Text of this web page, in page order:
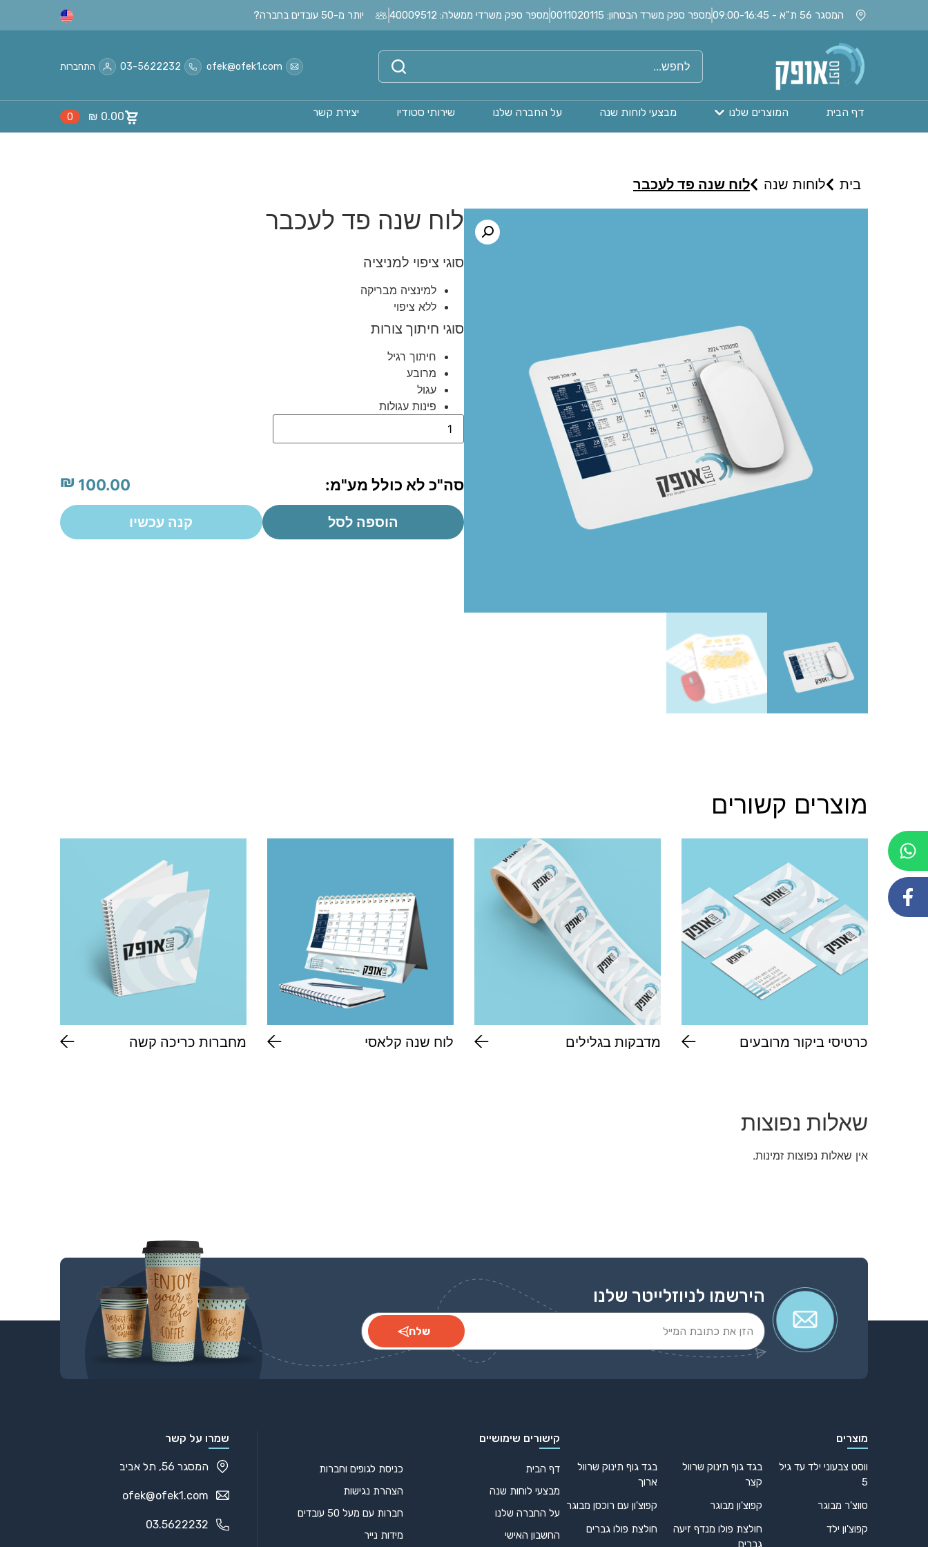
המסגר 56 ת"א - 09:00-16:45 מספר ספק משרד הבטחון: 0011020115 מספר ספק משרדי ממשלה: 40009512 יותר מ-50 עובדים בחברה?
ofek@ofek1.com
03-5622232 התחברות
דף הבית המוצרים שלנו מבצעי לוחות שנה על החברה שלנו שירותי סטודיו יצירת קשר ₪ 0.00
0
בית לוחות שנה לוח שנה פד לעכבר
לוח שנה פד לעכבר
סוגי ציפוי למניציה
למינציה מבריקה
ללא ציפוי
סוגי חיתוך צורות
חיתוך רגיל
מרובע
עגול
פינות עגולות
סה"כ לא כולל מע"מ: ₪ 100.00
הוספה לסל קנה עכשיו
מוצרים קשורים
כרטיסי ביקור מרובעים מדבקות בגלילים לוח שנה קלאסי מחברות כריכה קשה
שאלות נפוצות
אין שאלות נפוצות זמינות.
הירשמו לניוזלייטר שלנו
שלח
Alternative:
מוצרים
ווסט צבעוני ילד עד גיל
5
בגד גוף תינוק שרוול
קצר
בגד גוף תינוק שרוול
ארוך
סווצ'ר מבוגר
קפוצ'ון מבוגר
קפוצ'ון עם רוכסן מבוגר
קפוצ'ון ילד
חולצת פולו מנדף זיעה
גברים
חולצת פולו גברים
קישורים שימושיים
דף הבית
מבצעי לוחות שנה
על החברה שלנו
החשבון האישי
כניסת לגופים וחברות
הצהרת נגישות
חברות עם מעל 50 עובדים
מידות נייר
שמרו על קשר
המסגר 56, תל אביב
ofek@ofek1.com
03.5622232